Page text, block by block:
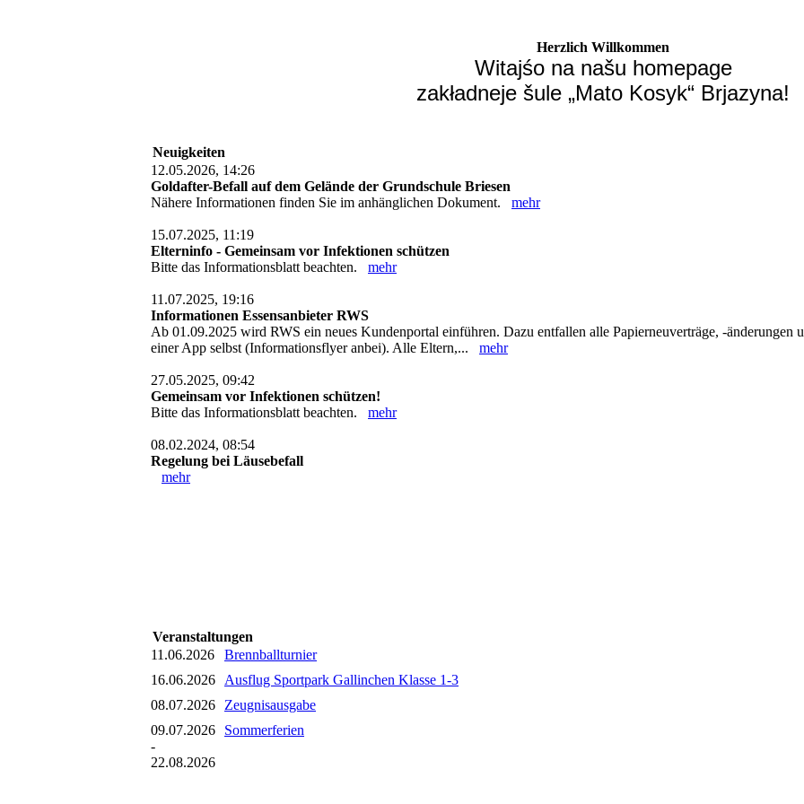
Herzlich Willkommen
Witajśo na našu homepage
zakładneje šule „Mato Kosyk“ Brjazyna!
Neuigkeiten
12.05.2026, 14:26
Goldafter-Befall auf dem Gelände der Grundschule Briesen
Nähere Informationen finden Sie im anhänglichen Dokument. mehr
15.07.2025, 11:19
Elterninfo - Gemeinsam vor Infektionen schützen
Bitte das Informationsblatt beachten. mehr
11.07.2025, 19:16
Informationen Essensanbieter RWS
Ab 01.09.2025 wird RWS ein neues Kundenportal einführen. Dazu entfallen alle Papierneuverträge, -änderungen
einer App selbst (Informationsflyer anbei). Alle Eltern,... mehr
27.05.2025, 09:42
Gemeinsam vor Infektionen schützen!
Bitte das Informationsblatt beachten. mehr
08.02.2024, 08:54
Regelung bei Läusebefall
mehr
Veranstaltungen
11.06.2026
Brennballturnier
16.06.2026
Ausflug Sportpark Gallinchen Klasse 1-3
08.07.2026
Zeugnisausgabe
09.07.2026
-
22.08.2026
Sommerferien